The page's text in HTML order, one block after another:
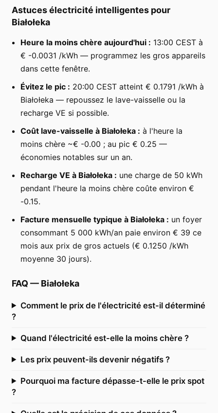
Astuces électricité intelligentes pour
Białołeka
Heure la moins chère aujourd'hui : 13:00 CEST à
€ -0.0031 /kWh — programmez les gros appareils
dans cette fenêtre.
Évitez le pic : 20:00 CEST atteint € 0.1791 /kWh à
Białołeka — repoussez le lave-vaisselle ou la
recharge VE si possible.
Coût lave-vaisselle à Białołeka : à l'heure la
moins chère ~€ -0.00 ; au pic € 0.25 —
économies notables sur un an.
Recharge VE à Białołeka : une charge de 50 kWh
pendant l'heure la moins chère coûte environ €
-0.15.
Facture mensuelle typique à Białołeka : un foyer
consommant 5 000 kWh/an paie environ € 39 ce
mois aux prix de gros actuels (€ 0.1250 /kWh
moyenne 30 jours).
FAQ — Białołeka
Comment le prix de l'électricité est-il déterminé
?
Quand l'électricité est-elle la moins chère ?
Les prix peuvent-ils devenir négatifs ?
Pourquoi ma facture dépasse-t-elle le prix spot
?